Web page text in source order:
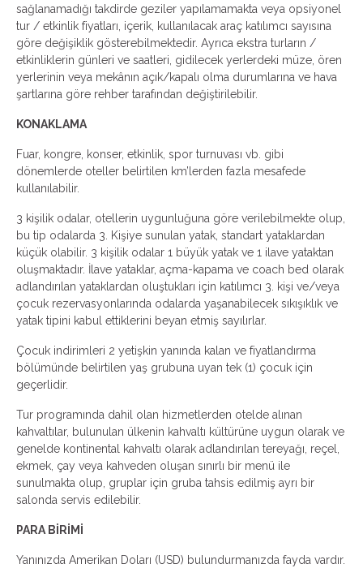
sağlanamadığı takdirde geziler yapılamamakta veya opsiyonel
tur / etkinlik fiyatları, içerik, kullanılacak araç katılımcı sayısına
göre değişiklik gösterebilmektedir. Ayrıca ekstra turların /
etkinliklerin günleri ve saatleri, gidilecek yerlerdeki müze, ören
yerlerinin veya mekânın açık/kapalı olma durumlarına ve hava
şartlarına göre rehber tarafından değiştirilebilir.
KONAKLAMA
Fuar, kongre, konser, etkinlik, spor turnuvası vb. gibi
dönemlerde oteller belirtilen km’lerden fazla mesafede
kullanılabilir.
3 kişilik odalar, otellerin uygunluğuna göre verilebilmekte olup,
bu tip odalarda 3. Kişiye sunulan yatak, standart yataklardan
küçük olabilir. 3 kişilik odalar 1 büyük yatak ve 1 ilave yataktan
oluşmaktadır. İlave yataklar, açma-kapama ve coach bed olarak
adlandırılan yataklardan oluştukları için katılımcı 3. kişi ve/veya
çocuk rezervasyonlarında odalarda yaşanabilecek sıkışıklık ve
yatak tipini kabul ettiklerini beyan etmiş sayılırlar.
Çocuk indirimleri 2 yetişkin yanında kalan ve fiyatlandırma
bölümünde belirtilen yaş grubuna uyan tek (1) çocuk için
geçerlidir.
Tur programında dahil olan hizmetlerden otelde alınan
kahvaltılar, bulunulan ülkenin kahvaltı kültürüne uygun olarak ve
genelde kontinental kahvaltı olarak adlandırılan tereyağı, reçel,
ekmek, çay veya kahveden oluşan sınırlı bir menü ile
sunulmakta olup, gruplar için gruba tahsis edilmiş ayrı bir
salonda servis edilebilir.
PARA BİRİMİ
Yanınızda Amerikan Doları (USD) bulundurmanızda fayda vardır.